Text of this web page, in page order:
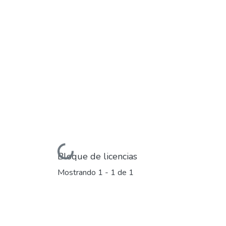
Cargando...
Bloque de licencias
Mostrando 1 - 1 de 1